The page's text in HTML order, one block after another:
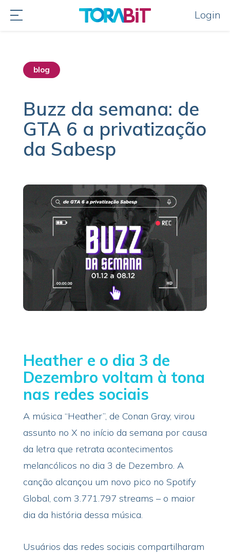
Login
blog
Buzz da semana: de
GTA 6 a privatização
da Sabesp
Heather e o dia 3 de
Dezembro voltam à tona
nas redes sociais
A música “Heather”, de Conan Gray, virou
assunto no X no início da semana por causa
da letra que retrata acontecimentos
melancólicos no dia 3 de Dezembro. A
canção alcançou um novo pico no Spotify
Global, com 3.771.797 streams – o maior
dia da história dessa música.
Usuários das redes sociais compartilharam